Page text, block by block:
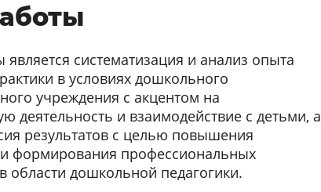
систематизация и анализ опыта
в условиях дошкольного
учреждения с акцентом на
деятельность и взаимодействие с детьми, а
результатов с целью повышения
формирования профессиональных
области дошкольной педагогики.